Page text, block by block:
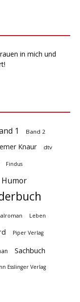
in mich und
1 Band 2
Knaur dtv
Findus
Humor
Leben
Piper Verlag
Sachbuch
Esslinger Verlag